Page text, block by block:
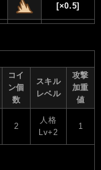
[×0.5]
コイ
ン個
数
スキル
レベル
攻撃
加重
値
2
人格
Lv+2
1